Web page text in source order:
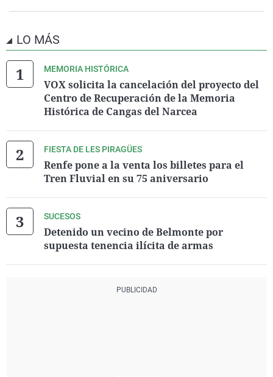
LO MÁS
MEMORIA HISTÓRICA
VOX solicita la cancelación del proyecto del
Centro de Recuperación de la Memoria
Histórica de Cangas del Narcea
FIESTA DE LES PIRAGÜES
Renfe pone a la venta los billetes para el
Tren Fluvial en su 75 aniversario
SUCESOS
Detenido un vecino de Belmonte por
supuesta tenencia ilícita de armas